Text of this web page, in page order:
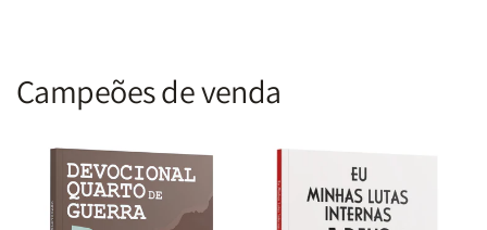
Premium), resistente e com acabamento elegante, garantindo
que sua Bíblia permaneça como nova por anos.
Campeões de venda